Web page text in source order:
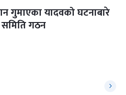
गुमाएका यादवको घटनाबारे
समिति गठन